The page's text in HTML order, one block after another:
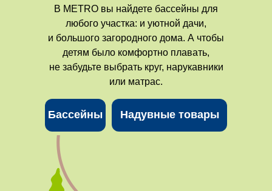
В METRO вы найдете бассейны для
любого участка: и уютной дачи,
и большого загородного дома. А чтобы
детям было комфортно плавать,
не забудьте выбрать круг, нарукавники
или матрас.
Бассейны Надувные товары